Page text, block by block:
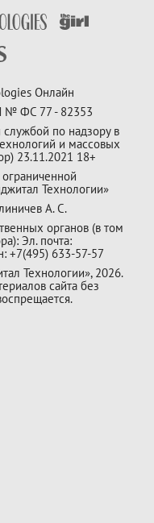
Онлайн
№ ФС 77 - 82353
по надзору в
и массовых
23.11.2021 18+
Технологии»
А. С.
органов (в том
Эл. почта:
+7(495) 633-57-57
Технологии», 2026.
сайта без